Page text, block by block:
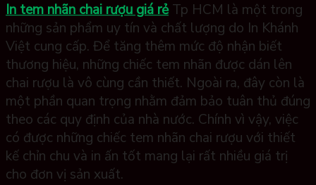
In tem nhãn chai rượu giá rẻTp HCM là một trong
những sản phẩm uy tín và chất lượng do In Khánh
Việt cung cấp. Để tăng thêm mức độ nhận biết
thương hiệu, những chiếc tem nhãn được dán lên
chai rượu là vô cùng cần thiết. Ngoài ra, đây còn là
một phần quan trọng nhằm đảm bảo tuân thủ đúng
theo các quy định của nhà nước. Chính vì vậy, việc
có được những chiếc tem nhãn chai rượu với thiết
kế chỉn chu và in ấn tốt mang lại rất nhiều giá trị
cho đơn vị sản xuất.